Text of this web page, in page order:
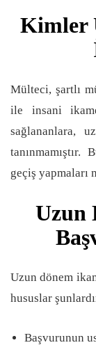
Kimler
Mülteci, şartlı
ile insani
sağlananlara,
geçiş yapmaları
Uzun
Uzun dönem
hususlar
Başvurunun